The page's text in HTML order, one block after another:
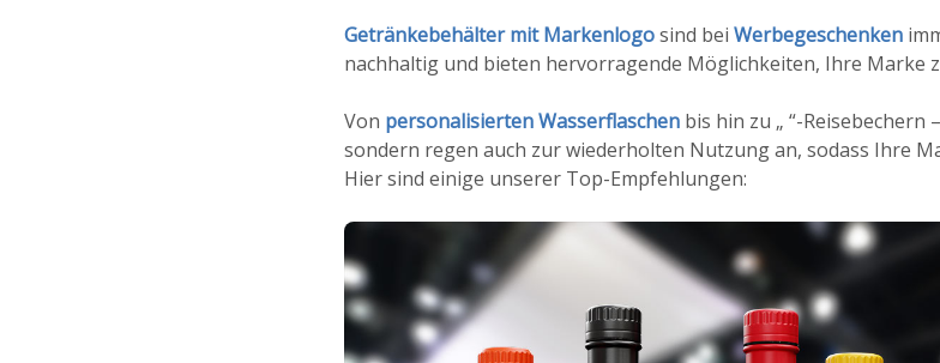
Getränkebehälter mit Markenlogosind bei Werbegeschenken
nachhaltig und bieten hervorragende Möglichkeiten, Ihre Marke
Von personalisierten Wasserflaschen bis hin zu „ “-Reisebechern
sondern regen auch zur wiederholten Nutzung an, sodass Ihre
Hier sind einige unserer Top-Empfehlungen: